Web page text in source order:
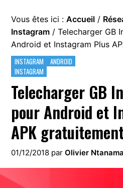
Vous êtes ici :Accueil /
Instagram / Telecharger GB
Android et Instagram Plus
INSTAGRAM
ANDROID
INSTAGRAM
Telecharger GB
pour Android et
APK
01/12/2018 parOlivier Ntanama